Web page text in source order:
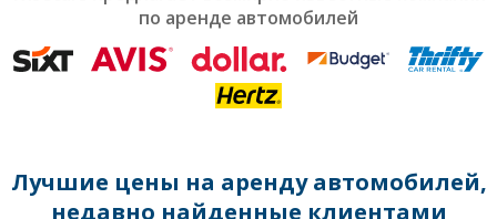
get
the
dates.
по аренде автомобилей
Лучшие цены на аренду автомобилей,
недавно найденные клиентами